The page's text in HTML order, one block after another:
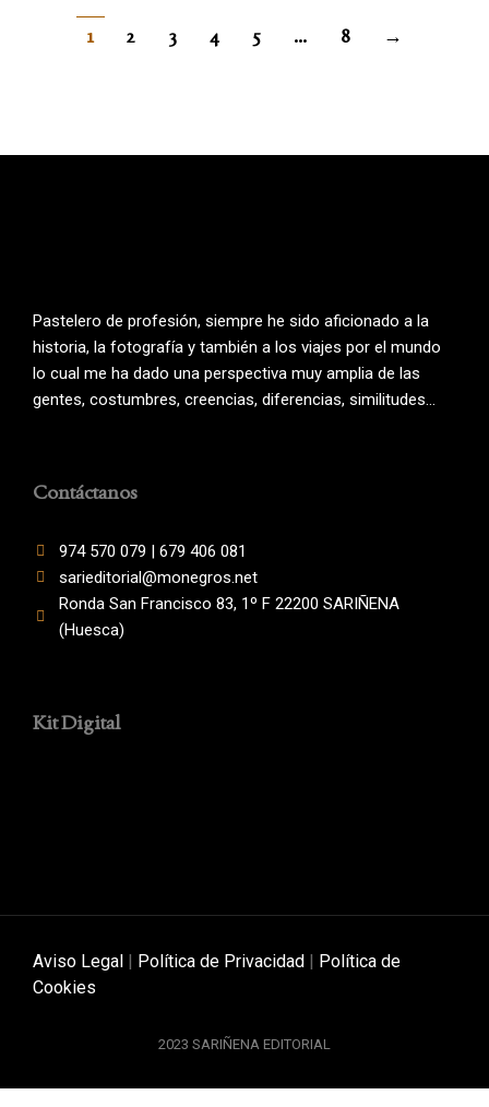
1 2 3 4 5 … 8 →
Pastelero de profesión, siempre he sido aficionado a la
historia, la fotografía y también a los viajes por el mundo
lo cual me ha dado una perspectiva muy amplia de las
gentes, costumbres, creencias, diferencias, similitudes…
Contáctanos
974 570 079 | 679 406 081
sarieditorial@monegros.net
Ronda San Francisco 83, 1º F 22200 SARIÑENA
(Huesca)
Kit Digital
2023 SARIÑENA EDITORIAL
Aviso Legal Política de Privacidad
Política de
Cookies